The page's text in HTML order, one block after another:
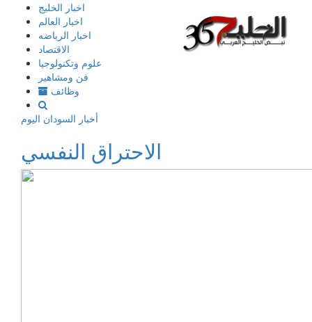
إذهب
المحتوى
اخبار الخليج
اخبار العالم
اخبار الرياضه
الاقتصاد
علوم وتكنولوجيا
فن ومشاهير
وظائف
أخبار السودان اليوم
الاحتراق النفسي